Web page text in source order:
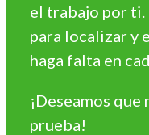
de disolvente y a base
el trabajo por
para localizar y
haga falta en
¡Deseamos que
prueba!